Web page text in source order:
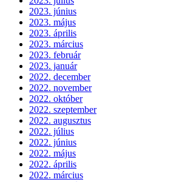
2023. június
2023. május
2023. április
2023. március
2023. február
2023. január
2022. december
2022. november
2022. október
2022. szeptember
2022. augusztus
2022. július
2022. június
2022. május
2022. április
2022. március